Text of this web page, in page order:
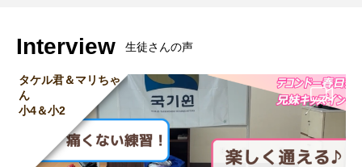
Interview 生徒さんの声
タケル君＆マリちゃ
ん
小4＆小2